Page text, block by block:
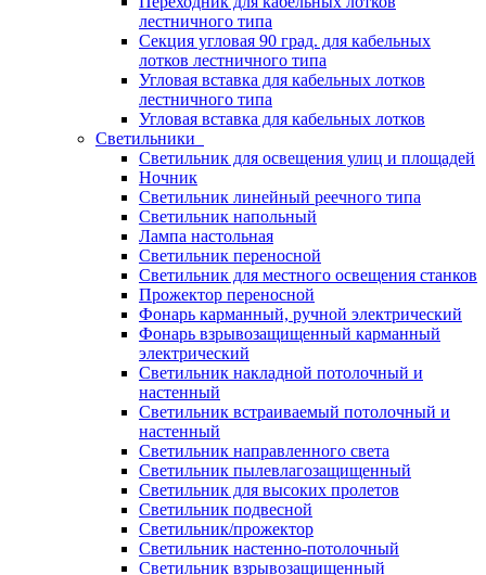
лестничного типа
Секция угловая 90 град. для кабельных
лотков лестничного типа
Угловая вставка для кабельных лотков
лестничного типа
Угловая вставка для кабельных лотков
Светильники
Светильник для освещения улиц и площадей
Ночник
Светильник линейный реечного типа
Светильник напольный
Лампа настольная
Светильник переносной
Светильник для местного освещения станков
Прожектор переносной
Фонарь карманный, ручной электрический
Фонарь взрывозащищенный карманный
электрический
Светильник накладной потолочный и
настенный
Светильник встраиваемый потолочный и
настенный
Светильник направленного света
Светильник пылевлагозащищенный
Светильник для высоких пролетов
Светильник подвесной
Светильник/прожектор
Светильник настенно-потолочный
Светильник взрывозащищенный